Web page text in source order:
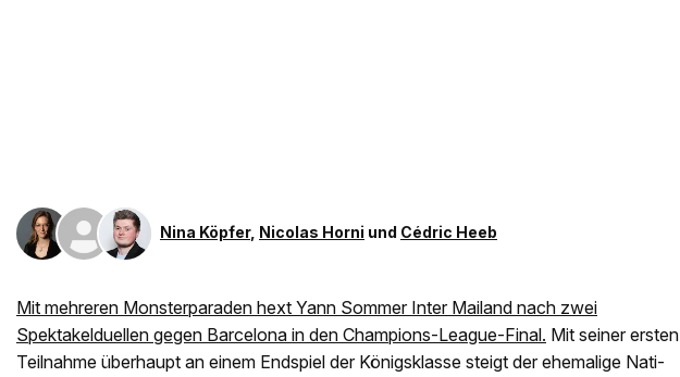
Nina Köpfer, Nicolas Horni und Cédric Heeb
Mit mehreren Monsterparaden hext Yann Sommer Inter Mailand nach zwei
Spektakelduellen gegen Barcelona in den Champions-League-Final. Mit seiner ersten
Teilnahme überhaupt an einem Endspiel der Königsklasse steigt der ehemalige Nati-